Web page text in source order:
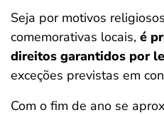
Seja por motivos
comemorativas locais, é
direitos garantidos por
exceções previstas em
Com o fim de ano se